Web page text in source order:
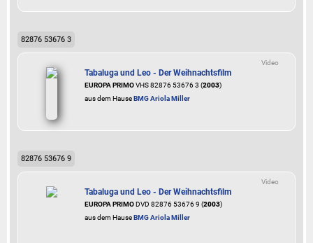
82876 53676 3
Video
Tabaluga und Leo - Der Weihnachtsfilm
EUROPA PRIMOVHS 82876 53676 3 (2003)
aus dem HauseBMG Ariola Miller
82876 53676 9
Video
Tabaluga und Leo - Der Weihnachtsfilm
EUROPA PRIMODVD 82876 53676 9 (2003)
aus dem HauseBMG Ariola Miller